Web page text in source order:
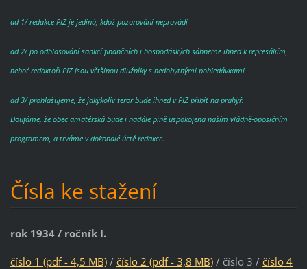
ad 1/ redakce PIZ je jediná, kdož pozorování neprovádí
ad 2/ po odhlasování sankcí finančních i hospodáských sáhneme ihned k represáliím,
neboť redaktoři PIZ jsou většinou dlužníky s nedobytnými pohledávkami
ad 3/ prohlašujeme, že jakýkoliv teror bude ihned v PIZ přibit na prahýř.
Doufáme, že obec amatérská bude i nadále pině uspokojena naším vládně-oposičním
programem, a trváme v dokonalé úctě redakce.
Čísla ke stažení
rok 1934 / ročník I.
číslo 1 (pdf - 4,5 MB)/ číslo 2 (pdf - 3,8 MB)/ číslo 3 / číslo 4